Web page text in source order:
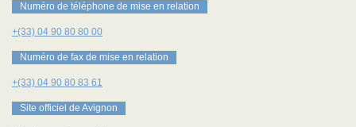
Numéro de téléphone de mise en relation
+(33) 04 90 80 80 00
Numéro de fax de mise en relation
+(33) 04 90 80 83 61
Site officiel de Avignon